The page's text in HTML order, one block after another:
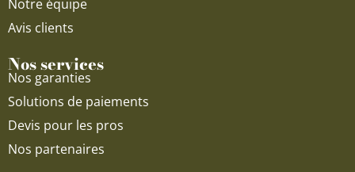
Notre équipe
Avis clients
Nos services
Nos garanties
Solutions de paiements
Devis pour les pros
Nos partenaires